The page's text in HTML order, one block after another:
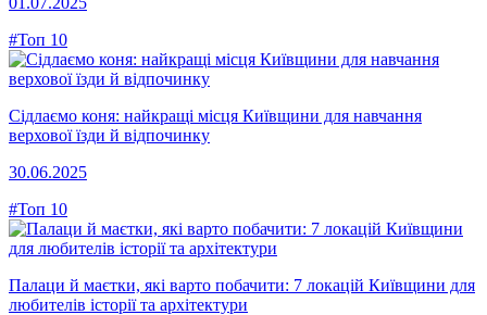
#Топ 10
Сідлаємо коня: найкращі місця Київщини для навчання
верхової їзди й відпочинку
30.06.2025
#Топ 10
Палаци й маєтки, які варто побачити: 7 локацій Київщини для
любителів історії та архітектури